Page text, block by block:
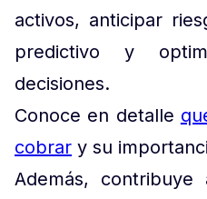
activos, anticipar
predictivo y
decisiones.
Conoce en detalle
cobrar y su
Además, contribuye